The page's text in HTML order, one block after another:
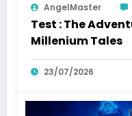
AngelMaster
Test : The
Millenium Tales
23/07/2026